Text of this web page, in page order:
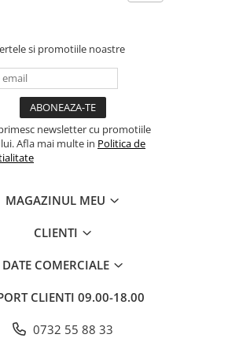
si promotiile noastre
newsletter cu promotiile
Afla mai multe in Politica de
MAGAZINUL MEU
CLIENTI
DATE COMERCIALE
CLIENTI 09.00-18.00
0732 55 88 33